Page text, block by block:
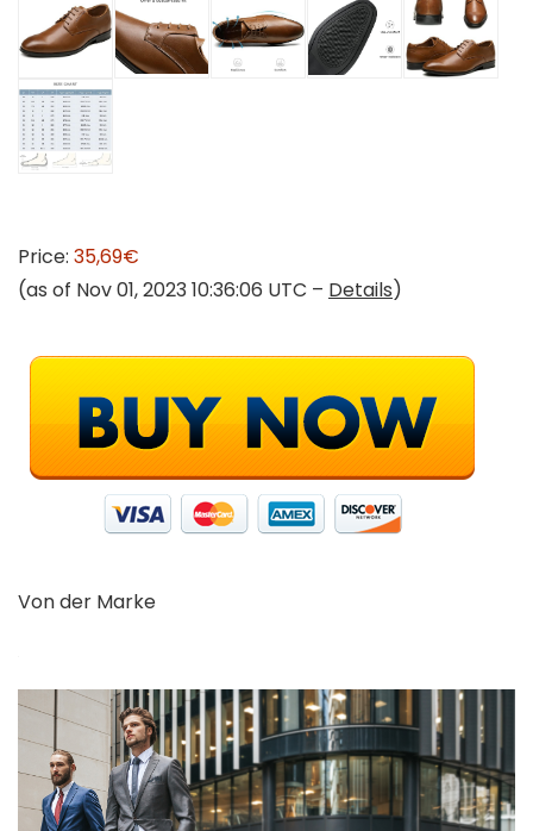
Price: 35,69€
(as of Nov 01, 2023 10:36:06 UTC – Details)
Von der Marke